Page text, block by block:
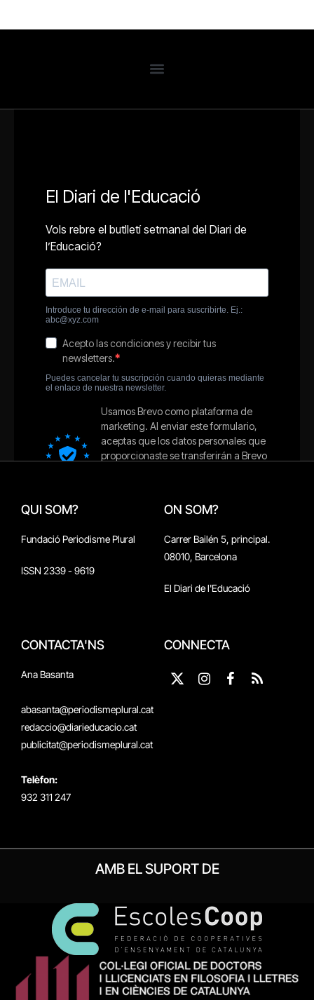
QUI SOM?
Fundació Periodisme Plural
ISSN 2339 - 9619
ON SOM?
Carrer Bailén 5, principal.
08010, Barcelona
El Diari de l'Educació
CONTACTA'NS
Ana Basanta
abasanta@periodismeplural.cat
redaccio@diarieducacio.cat
publicitat@periodismeplural.cat
Telèfon:
932 311 247
CONNECTA
X
Instagram
Facebook
RSS
AMB EL SUPORT DE